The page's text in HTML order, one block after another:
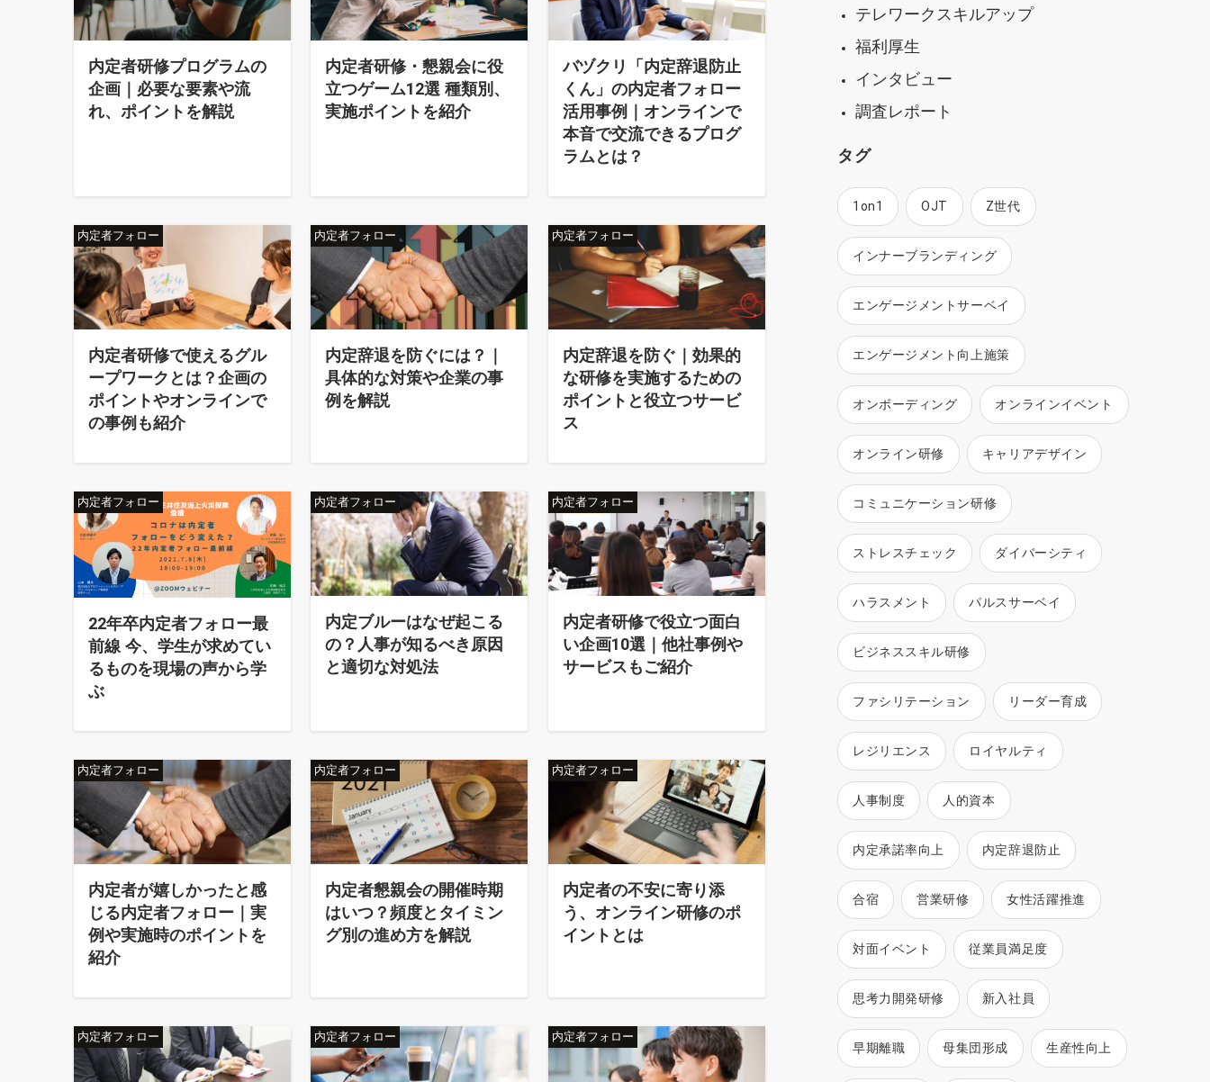
内定者研修プログラムの
企画｜必要な要素や流
れ、ポイントを解説
内定者研修・懇親会に役
立つゲーム12選 種類別、
実施ポイントを紹介
バヅクリ「内定辞退防止
くん」の内定者フォロー
活用事例｜オンラインで
本音で交流できるプログ
ラムとは？
内定者フォロー
内定者研修で使えるグル
ープワークとは？企画の
ポイントやオンラインで
の事例も紹介
内定者フォロー
内定辞退を防ぐには？｜
具体的な対策や企業の事
例を解説
内定者フォロー
内定辞退を防ぐ｜効果的
な研修を実施するための
ポイントと役立つサービ
ス
内定者フォロー
22年卒内定者フォロー最
前線 今、学生が求めてい
るものを現場の声から学
ぶ
内定者フォロー
内定ブルーはなぜ起こる
の？人事が知るべき原因
と適切な対処法
内定者フォロー
内定者研修で役立つ面白
い企画10選｜他社事例や
サービスもご紹介
内定者フォロー
内定者が嬉しかったと感
じる内定者フォロー｜実
例や実施時のポイントを
紹介
内定者フォロー
内定者懇親会の開催時期
はいつ？頻度とタイミン
グ別の進め方を解説
内定者フォロー
内定者の不安に寄り添
う、オンライン研修のポ
イントとは
内定者フォロー 内定者フォロー 内定者フォロー
テレワークスキルアップ
福利厚生
インタビュー
調査レポート
タグ
1on1 OJT Z世代
インナーブランディング
エンゲージメントサーベイ
エンゲージメント向上施策
オンボーディング オンラインイベント
オンライン研修 キャリアデザイン
コミュニケーション研修
ストレスチェック ダイバーシティ
ハラスメント パルスサーベイ
ビジネススキル研修
ファシリテーション リーダー育成
レジリエンス ロイヤルティ
人事制度 人的資本
内定承諾率向上 内定辞退防止
合宿 営業研修 女性活躍推進
対面イベント 従業員満足度
思考力開発研修 新入社員
早期離職 母集団形成 生産性向上